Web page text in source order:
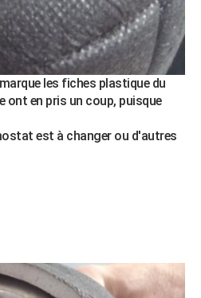
les fiches plastique du
en pris un coup, puisque
est à changer ou d'autres